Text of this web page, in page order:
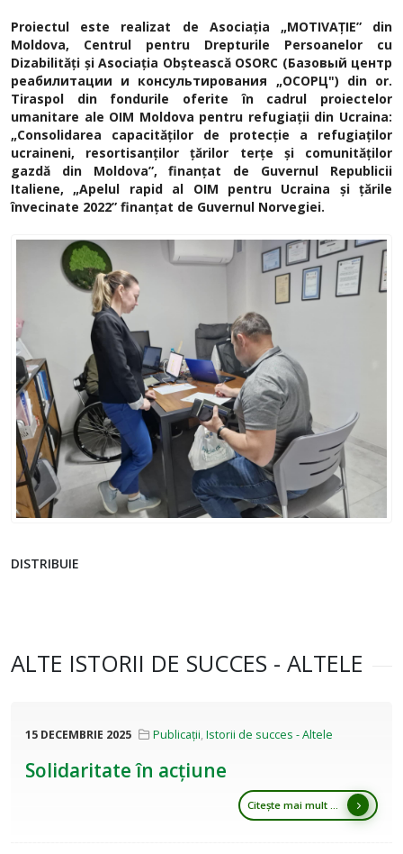
Proiectul este realizat de Asociația „MOTIVAȚIE” din
Moldova, Centrul pentru Drepturile Persoanelor cu
Dizabilități și Asociația Obștească OSORC (Базовый центр
реабилитации и консультирования „ОСОРЦ") din or.
Tiraspol din fondurile oferite în cadrul proiectelor
umanitare ale OIM Moldova pentru refugiații din Ucraina:
„Consolidarea capacităților de protecție a refugiaților
ucraineni, resortisanților țărilor terțe și comunităților
gazdă din Moldova”, finanțat de Guvernul Republicii
Italiene, „Apelul rapid al OIM pentru Ucraina și țările
învecinate 2022” finanțat de Guvernul Norvegiei.
DISTRIBUIE
ALTE ISTORII DE SUCCES - ALTELE
15 DECEMBRIE 2025 Publicații, Istorii de succes - Altele
Solidaritate în acțiune
Citește mai mult ...